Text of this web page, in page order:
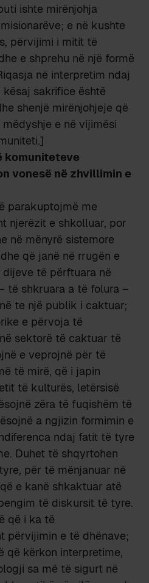
ishte mirënjohja
e në kushte
përvijimi i mitit të
e shprehu në një formë
në interpretim ndaj
sakrifice është
shenjë mirënjohjeje që
e në vijimësi
komuniteteve
vonesë në zhvillimin e
parakuptojmë me
njerëzit e shkolluar, por
në mënyrë sistemore
që janë në rrugën e
të përftuara në
të shkruara a të folura –
te një publik i caktuar;
e përvoja të
sektorë të caktuar të
e veprojnë për të
të mirë, që i japin
të kulturës, letërsisë
zëra të fuqishëm të
a ngjizin formimin e
ndaj fatit të tyre
Duhet të shqyrtohen
për të mënjanuar në
e kanë shkaktuar atë
të diskursit të tyre.
që i ka të
përvijimin e të dhënave;
që kërkon interpretime,
sa më të sigurt në